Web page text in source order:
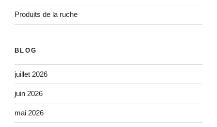
Produits de la ruche
BLOG
juillet 2026
juin 2026
mai 2026